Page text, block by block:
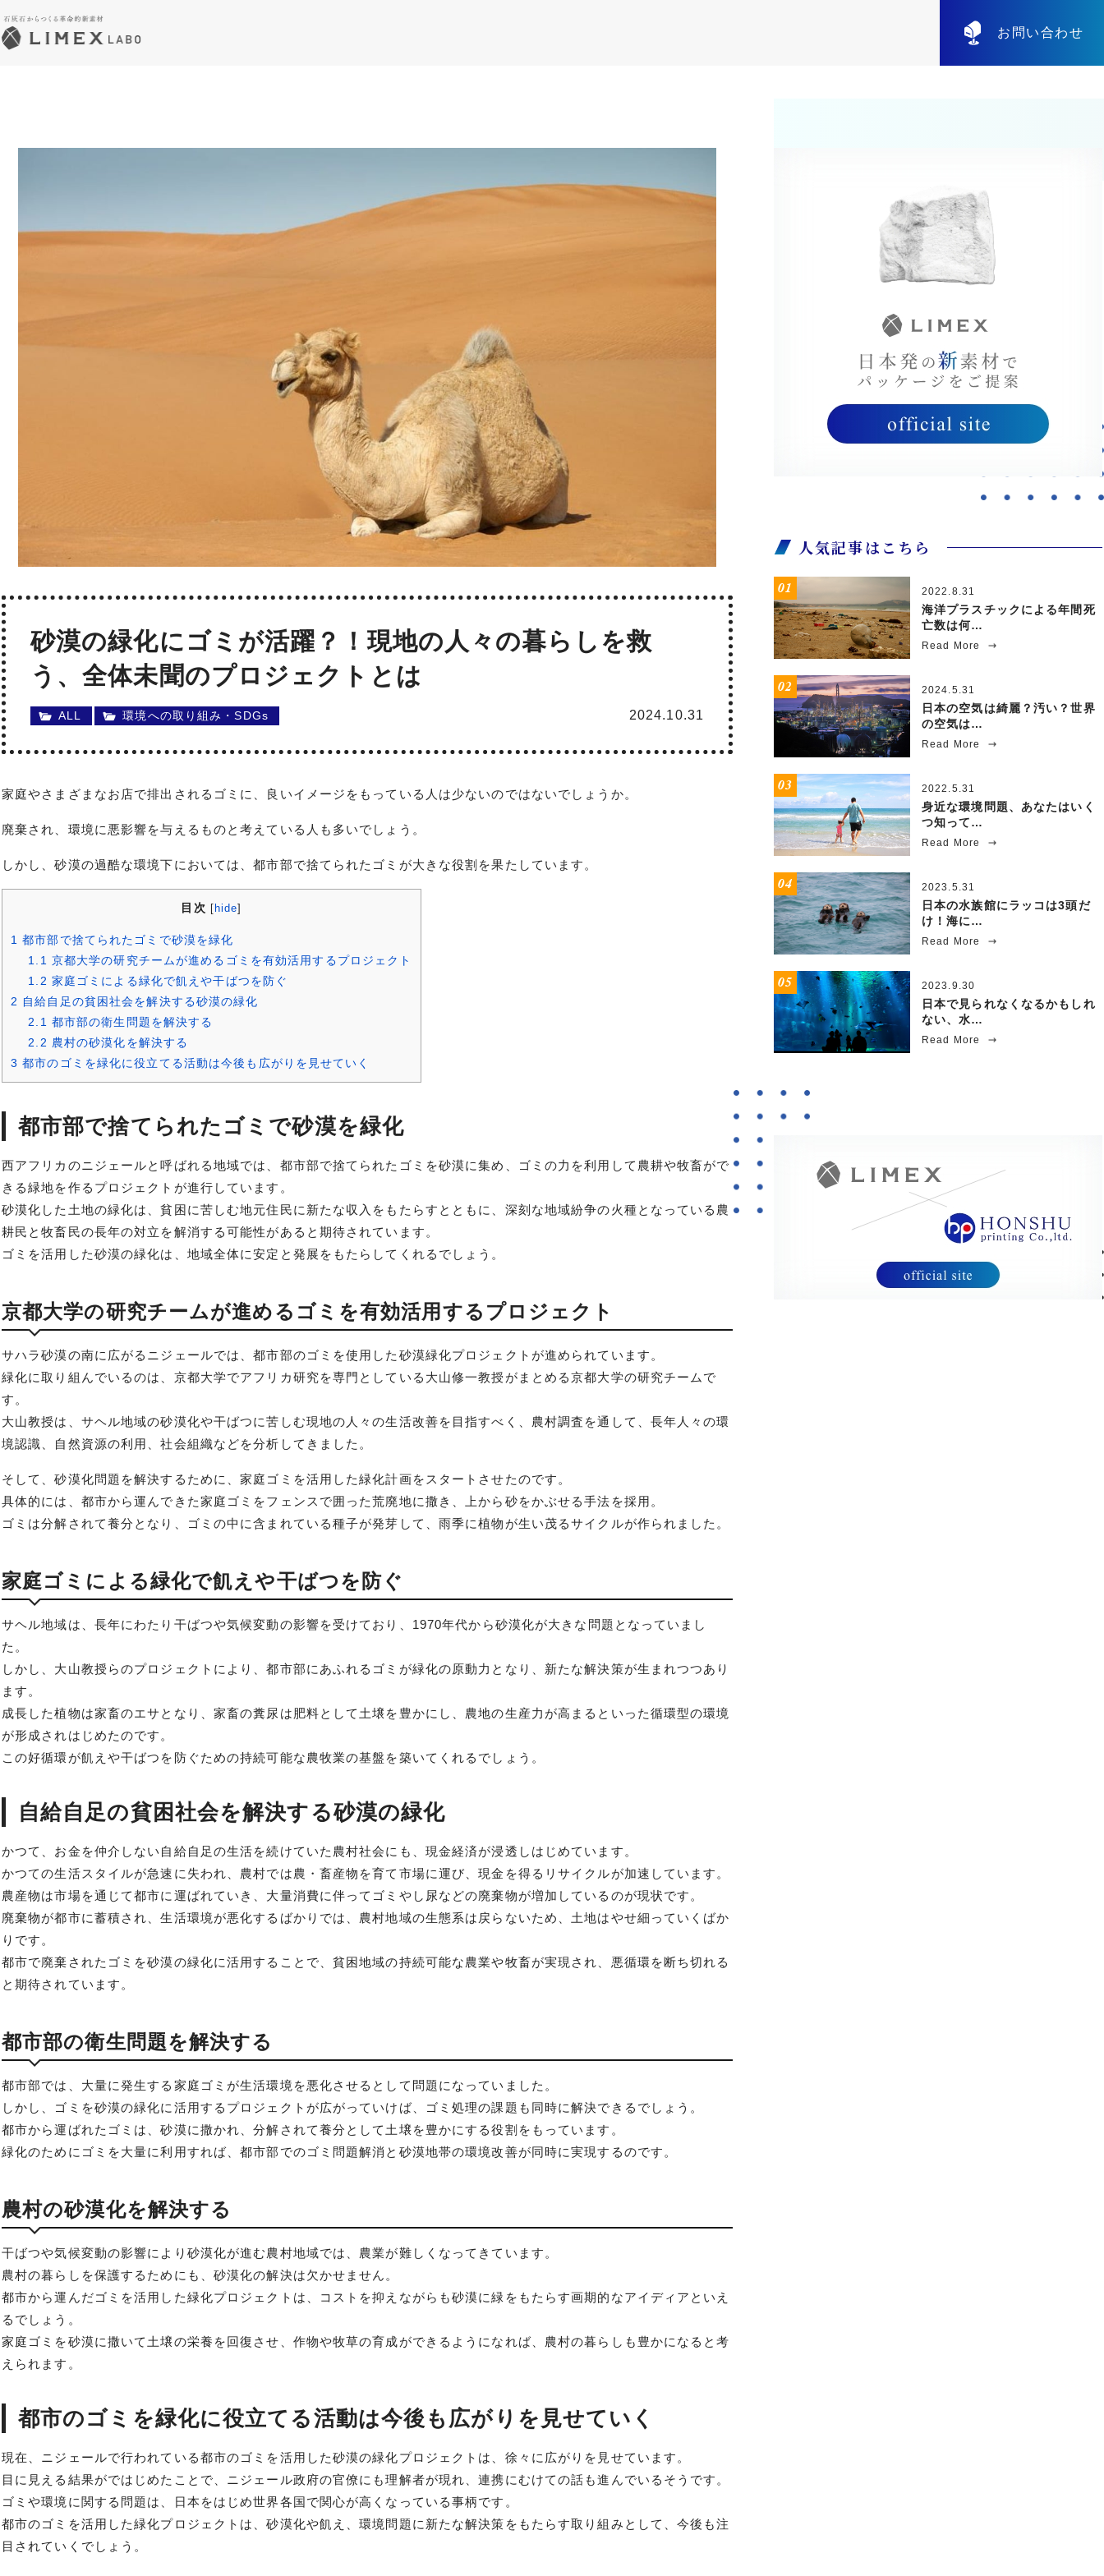
お問い合わせ
砂漠の緑化にゴミが活躍？！現地の人々の暮らしを救
う、全体未聞のプロジェクトとは
ALL 環境への取り組み・SDGs 2024.10.31
家庭やさまざまなお店で排出されるゴミに、良いイメージをもっている人は少ないのではないでしょうか。
廃棄され、環境に悪影響を与えるものと考えている人も多いでしょう。
しかし、砂漠の過酷な環境下においては、都市部で捨てられたゴミが大きな役割を果たしています。
目次 [ hide]
1 都市部で捨てられたゴミで砂漠を緑化
1.1 京都大学の研究チームが進めるゴミを有効活用するプロジェクト
1.2 家庭ゴミによる緑化で飢えや干ばつを防ぐ
2 自給自足の貧困社会を解決する砂漠の緑化
2.1 都市部の衛生問題を解決する
2.2 農村の砂漠化を解決する
3 都市のゴミを緑化に役立てる活動は今後も広がりを見せていく
都市部で捨てられたゴミで砂漠を緑化
西アフリカのニジェールと呼ばれる地域では、都市部で捨てられたゴミを砂漠に集め、ゴミの力を利用して農耕や牧畜がで
きる緑地を作るプロジェクトが進行しています。
砂漠化した土地の緑化は、貧困に苦しむ地元住民に新たな収入をもたらすとともに、深刻な地域紛争の火種となっている農
耕民と牧畜民の長年の対立を解消する可能性があると期待されています。
ゴミを活用した砂漠の緑化は、地域全体に安定と発展をもたらしてくれるでしょう。
京都大学の研究チームが進めるゴミを有効活用するプロジェクト
サハラ砂漠の南に広がるニジェールでは、都市部のゴミを使用した砂漠緑化プロジェクトが進められています。
緑化に取り組んでいるのは、京都大学でアフリカ研究を専門としている大山修一教授がまとめる京都大学の研究チームで
す。
大山教授は、サヘル地域の砂漠化や干ばつに苦しむ現地の人々の生活改善を目指すべく、農村調査を通して、長年人々の環
境認識、自然資源の利用、社会組織などを分析してきました。
そして、砂漠化問題を解決するために、家庭ゴミを活用した緑化計画をスタートさせたのです。
具体的には、都市から運んできた家庭ゴミをフェンスで囲った荒廃地に撒き、上から砂をかぶせる手法を採用。
ゴミは分解されて養分となり、ゴミの中に含まれている種子が発芽して、雨季に植物が生い茂るサイクルが作られました。
家庭ゴミによる緑化で飢えや干ばつを防ぐ
サヘル地域は、長年にわたり干ばつや気候変動の影響を受けており、1970年代から砂漠化が大きな問題となっていまし
た。
しかし、大山教授らのプロジェクトにより、都市部にあふれるゴミが緑化の原動力となり、新たな解決策が生まれつつあり
ます。
成長した植物は家畜のエサとなり、家畜の糞尿は肥料として土壌を豊かにし、農地の生産力が高まるといった循環型の環境
が形成されはじめたのです。
この好循環が飢えや干ばつを防ぐための持続可能な農牧業の基盤を築いてくれるでしょう。
自給自足の貧困社会を解決する砂漠の緑化
かつて、お金を仲介しない自給自足の生活を続けていた農村社会にも、現金経済が浸透しはじめています。
かつての生活スタイルが急速に失われ、農村では農・畜産物を育て市場に運び、現金を得るリサイクルが加速しています。
農産物は市場を通じて都市に運ばれていき、大量消費に伴ってゴミやし尿などの廃棄物が増加しているのが現状です。
廃棄物が都市に蓄積され、生活環境が悪化するばかりでは、農村地域の生態系は戻らないため、土地はやせ細っていくばか
りです。
都市で廃棄されたゴミを砂漠の緑化に活用することで、貧困地域の持続可能な農業や牧畜が実現され、悪循環を断ち切れる
と期待されています。
都市部の衛生問題を解決する
都市部では、大量に発生する家庭ゴミが生活環境を悪化させるとして問題になっていました。
しかし、ゴミを砂漠の緑化に活用するプロジェクトが広がっていけば、ゴミ処理の課題も同時に解決できるでしょう。
都市から運ばれたゴミは、砂漠に撒かれ、分解されて養分として土壌を豊かにする役割をもっています。
緑化のためにゴミを大量に利用すれば、都市部でのゴミ問題解消と砂漠地帯の環境改善が同時に実現するのです。
農村の砂漠化を解決する
干ばつや気候変動の影響により砂漠化が進む農村地域では、農業が難しくなってきています。
農村の暮らしを保護するためにも、砂漠化の解決は欠かせません。
都市から運んだゴミを活用した緑化プロジェクトは、コストを抑えながらも砂漠に緑をもたらす画期的なアイディアといえ
るでしょう。
家庭ゴミを砂漠に撒いて土壌の栄養を回復させ、作物や牧草の育成ができるようになれば、農村の暮らしも豊かになると考
えられます。
都市のゴミを緑化に役立てる活動は今後も広がりを見せていく
現在、ニジェールで行われている都市のゴミを活用した砂漠の緑化プロジェクトは、徐々に広がりを見せています。
目に見える結果がではじめたことで、ニジェール政府の官僚にも理解者が現れ、連携にむけての話も進んでいるそうです。
ゴミや環境に関する問題は、日本をはじめ世界各国で関心が高くなっている事柄です。
都市のゴミを活用した緑化プロジェクトは、砂漠化や飢え、環境問題に新たな解決策をもたらす取り組みとして、今後も注
目されていくでしょう。
人気記事はこちら
2022.8.31
海洋プラスチックによる年間死
亡数は何…
Read More
2024.5.31
日本の空気は綺麗？汚い？世界
の空気は…
Read More
2022.5.31
身近な環境問題、あなたはいく
つ知って…
Read More
2023.5.31
日本の水族館にラッコは3頭だ
け！海に…
Read More
2023.9.30
日本で見られなくなるかもしれ
ない、水…
Read More